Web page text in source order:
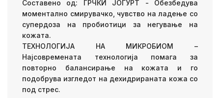
Составено од: ГРЧКИ ЈОГУРТ - Обезбедува
моментално смирувачко, чувство на ладење со
супердоза на пробиотици за негување на
кожата.
ТЕХНОЛОГИЈА НА МИКРОБИОМ –
Најсовремената технологија помага за
повторно балансирање на кожата и го
подобрува изгледот на дехидрираната кожа со
под стрес.